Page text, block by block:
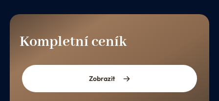
Kompletní ceník
Zobrazit